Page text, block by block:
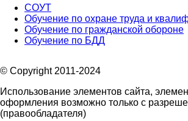
СОУТ
Обучение по охране труда и
Обучение по гражданской обороне
Обучение по БДД
© Copyright 2011-2024
Использование элементов сайта,
оформления возможно только с
(правообладателя)